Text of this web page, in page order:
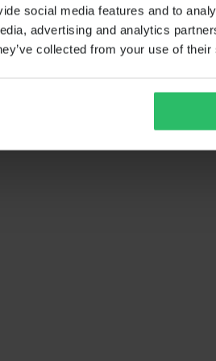
social media features and to
advertising and analytics
collected from your use of